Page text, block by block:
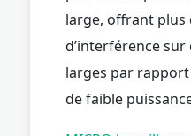
large, offrant plus
d’interférence sur
larges par
de faible